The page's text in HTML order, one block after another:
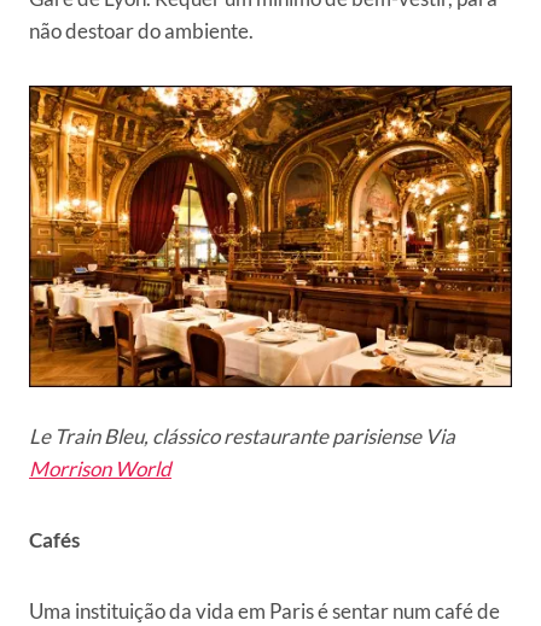
não destoar do ambiente.
Le Train Bleu, clássico restaurante parisiense Via
Morrison World
Cafés
Uma instituição da vida em Paris é sentar num café de